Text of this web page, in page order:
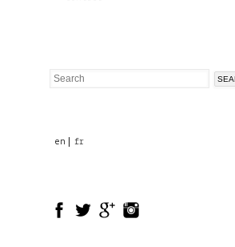
Search
en fr